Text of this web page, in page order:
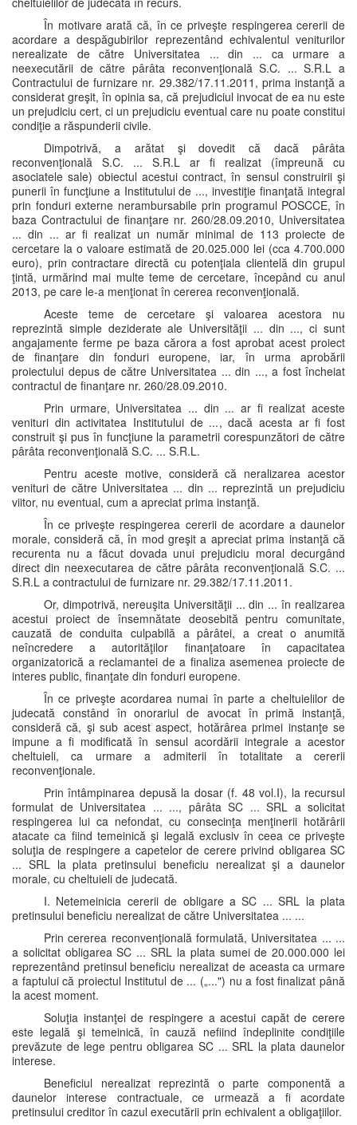
În motivare arată că, în ce priveşte respingerea cererii de
acordare a despăgubirilor reprezentând echivalentul veniturilor
nerealizate de către Universitatea ... din ... ca urmare a
neexecutării de către pârâta reconvenţională S.C. ... S.R.L a
Contractului de furnizare nr. 29.382/17.11.2011, prima instanţă a
considerat greşit, în opinia sa, că prejudiciul invocat de ea nu este
un prejudiciu cert, ci un prejudiciu eventual care nu poate constitui
condiţie a răspunderii civile.
Dimpotrivă, a arătat şi dovedit că dacă pârâta
reconvenţională S.C. ... S.R.L ar fi realizat (împreună cu
asociatele sale) obiectul acestui contract, în sensul construirii şi
punerii în funcţiune a Institutului de ..., investiţie finanţată integral
prin fonduri externe nerambursabile prin programul POSCCE, în
baza Contractului de finanţare nr. 260/28.09.2010, Universitatea
... din ... ar fi realizat un număr minimal de 113 proiecte de
cercetare la o valoare estimată de 20.025.000 lei (cca 4.700.000
euro), prin contractare directă cu potenţiala clientelă din grupul
ţintă, urmărind mai multe teme de cercetare, începând cu anul
2013, pe care le-a menţionat în cererea reconvenţională.
Aceste teme de cercetare şi valoarea acestora nu
reprezintă simple deziderate ale Universităţii ... din ..., ci sunt
angajamente ferme pe baza cărora a fost aprobat acest proiect
de finanţare din fonduri europene, iar, în urma aprobării
proiectului depus de către Universitatea ... din ..., a fost încheiat
contractul de finanţare nr. 260/28.09.2010.
Prin urmare, Universitatea ... din ... ar fi realizat aceste
venituri din activitatea Institutului de ..., dacă acesta ar fi fost
construit şi pus în funcţiune la parametrii corespunzători de către
pârâta reconvenţională S.C. ... S.R.L.
Pentru aceste motive, consideră că neralizarea acestor
venituri de către Universitatea ... din ... reprezintă un prejudiciu
viitor, nu eventual, cum a apreciat prima instanţă.
În ce priveşte respingerea cererii de acordare a daunelor
morale, consideră că, în mod greşit a apreciat prima instanţă că
recurenta nu a făcut dovada unui prejudiciu moral decurgând
direct din neexecutarea de către pârâta reconvenţională S.C. ...
S.R.L a contractului de furnizare nr. 29.382/17.11.2011.
Or, dimpotrivă, nereuşita Universităţii ... din ... în realizarea
acestui proiect de însemnătate deosebită pentru comunitate,
cauzată de conduita culpabilă a pârâtei, a creat o anumită
neîncredere a autorităţilor finanţatoare în capacitatea
organizatorică a reclamantei de a finaliza asemenea proiecte de
interes public, finanţate din fonduri europene.
În ce priveşte acordarea numai în parte a cheltuielilor de
judecată constând în onorariul de avocat în primă instanţă,
consideră că, şi sub acest aspect, hotărârea primei instanţe se
impune a fi modificată în sensul acordării integrale a acestor
cheltuieli, ca urmare a admiterii în totalitate a cererii
reconvenţionale.
Prin întâmpinarea depusă la dosar (f. 48 vol.I), la recursul
formulat de Universitatea ... ..., pârâta SC ... SRL a solicitat
respingerea lui ca nefondat, cu consecinţa menţinerii hotărârii
atacate ca fiind temeinică şi legală exclusiv în ceea ce priveşte
soluţia de respingere a capetelor de cerere privind obligarea SC
... SRL la plata pretinsului beneficiu nerealizat şi a daunelor
morale, cu cheltuieli de judecată.
I. Netemeinicia cererii de obligare a SC ... SRL la plata
pretinsului beneficiu nerealizat de către Universitatea ... ...
Prin cererea reconvenţională formulată, Universitatea ... ...
a solicitat obligarea SC ... SRL la plata sumei de 20.000.000 lei
reprezentând pretinsul beneficiu nerealizat de aceasta ca urmare
a faptului că proiectul Institutul de ... („...") nu a fost finalizat până
la acest moment.
Soluţia instanţei de respingere a acestui capăt de cerere
este legală şi temeinică, în cauză nefiind îndeplinite condiţiile
prevăzute de lege pentru obligarea SC ... SRL la plata daunelor
interese.
Beneficiul nerealizat reprezintă o parte componentă a
daunelor interese contractuale, ce urmează a fi acordate
pretinsului creditor în cazul executării prin echivalent a obligaţiilor.